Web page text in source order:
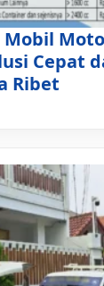
Mobil
Cepat
Ribet